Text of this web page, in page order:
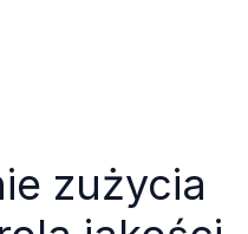
zużycia